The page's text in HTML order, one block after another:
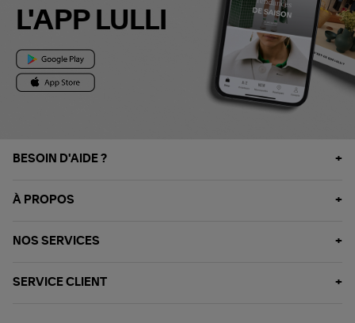
L'APP LULLI
BESOIN D'AIDE ?
À PROPOS
NOS SERVICES
SERVICE CLIENT